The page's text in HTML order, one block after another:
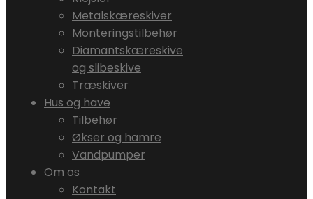
Metalskæreskiver
Monteringstilbehør
Diamantskæreskive
og slibeskive
Træskiver
Hus og have
Tilbehør
Økser og hamre
Vandpumper
Om os
Kontakt